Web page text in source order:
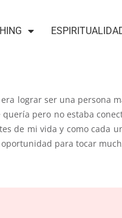
lograr ser una
pero no estaba
de mi vida y como cada
para tocar